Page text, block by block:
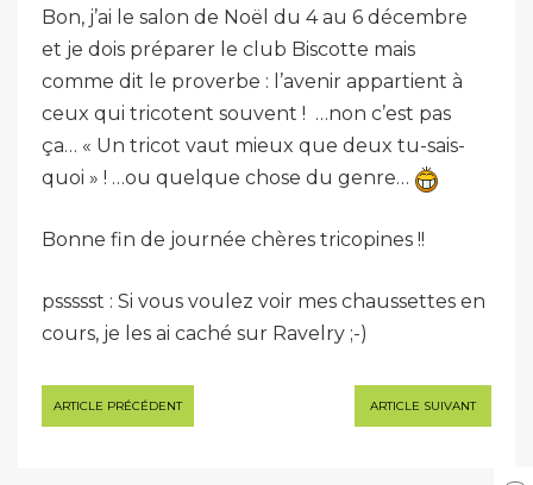
Bon, j’ai le salon de Noël du 4 au 6 décembre
et je dois préparer le club Biscotte mais
comme dit le proverbe : l’avenir appartient à
ceux qui tricotent souvent ! …non c’est pas
ça… « Un tricot vaut mieux que deux tu-sais-
quoi » ! …ou quelque chose du genre…
Bonne fin de journée chères tricopines !!
pssssst : Si vous voulez voir mes chaussettes en
cours, je les ai caché sur Ravelry ;-)
Navigation
de
ARTICLE PRÉCÉDENT ARTICLE SUIVANT